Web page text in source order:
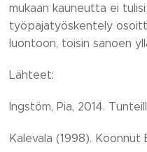
mukaan kauneutta ei
työpajatyöskentely
luontoon, toisin sanoen
Lähteet:
Ingstöm, Pia, 2014.
Kalevala (1998). Koonnut